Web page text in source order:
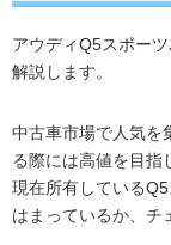
アウディQ5スポー
解説します。
中古車市場で人気を
る際には高値を目指
現在所有している
はまっているか、チ